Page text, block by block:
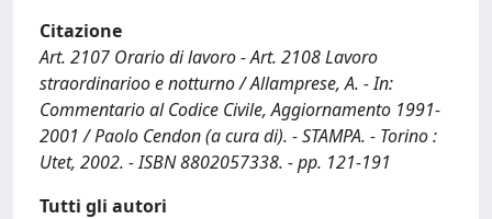
Citazione
Art. 2107 Orario di lavoro - Art. 2108 Lavoro
straordinarioo e notturno / Allamprese, A. - In:
Commentario al Codice Civile, Aggiornamento 1991-
2001 / Paolo Cendon (a cura di). - STAMPA. - Torino :
Utet, 2002. - ISBN 8802057338. - pp. 121-191
Tutti gli autori